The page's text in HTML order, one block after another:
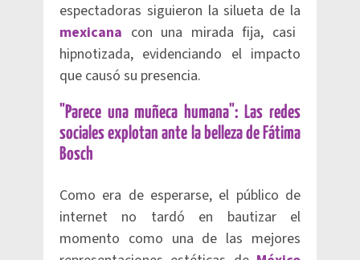
espectadoras siguieron la silueta de la
mexicana con una mirada fija, casi
hipnotizada, evidenciando el impacto
que causó su presencia.
"Parece una muñeca humana": Las redes
sociales explotan ante la belleza de Fátima
Bosch
Como era de esperarse, el público de
internet no tardó en bautizar el
momento como una de las mejores